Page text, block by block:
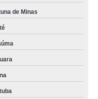
de Minas